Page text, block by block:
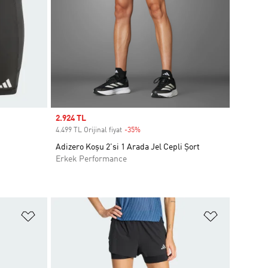
Sale price
2.924 TL
4.499 TL Orijinal fiyat -35%Discount
Adizero Koşu 2'si 1 Arada Jel Cepli Şort
Erkek Performance
Favori Listesine Ekle